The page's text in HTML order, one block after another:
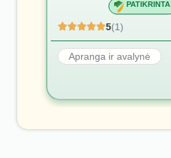
PATIKRINTA
5(1)
Apranga ir avalynė